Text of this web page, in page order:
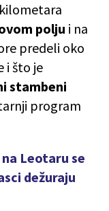
polju i na
predeli oko
i što je
stambeni
program
Leotaru se
dežuraju